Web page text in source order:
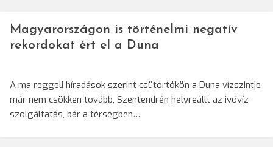
Magyarországon is történelmi negatív
rekordokat ért el a Duna
A ma reggeli híradások szerint csütörtökön a Duna vízszintje
már nem csökken tovább, Szentendrén helyreállt az ivóvíz-
szolgáltatás, bár a térségben…